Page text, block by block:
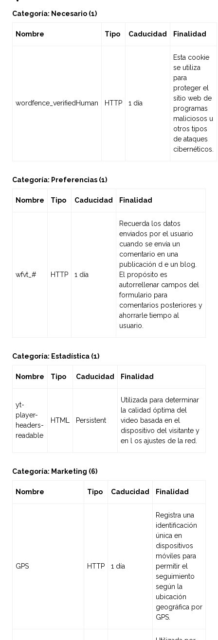
Categoría: Necesario (1)
Nombre Tipo Caducidad Finalidad
wordfence_verifiedHuman HTTP 1 día
Esta cookie
se utiliza
para
proteger el
sitio web de
programas
maliciosos u
otros tipos
de ataques
cibernéticos.
Categoría: Preferencias (1)
Nombre Tipo Caducidad Finalidad
wfvt_# HTTP 1 día
Recuerda los datos
enviados por el usuario
cuando se envía un
comentario en una
publicación d e un blog.
El propósito es
autorrellenar campos del
formulario para
comentarios posteriores y
ahorrarle tiempo al
usuario.
Categoría: Estadística (1)
Nombre Tipo Caducidad Finalidad
yt-
player-
headers-
readable
HTML Persistent
Utilizada para determinar
la calidad óptima del
video basada en el
dispositivo del visitante y
en l os ajustes de la red.
Categoría: Marketing (6)
Nombre Tipo Caducidad Finalidad
GPS HTTP 1 día
Registra una
identificación
única en
dispositivos
móviles para
permitir el
seguimiento
según la
ubicación
geográfica por
GPS.